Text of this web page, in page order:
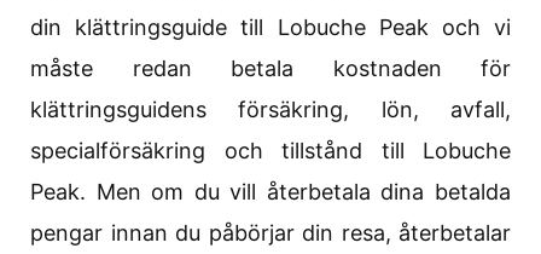
din klättringsguide till Lobuche Peak och vi
måste redan betala kostnaden för
klättringsguidens försäkring, lön, avfall,
specialförsäkring och tillstånd till Lobuche
Peak. Men om du vill återbetala dina betalda
pengar innan du påbörjar din resa, återbetalar